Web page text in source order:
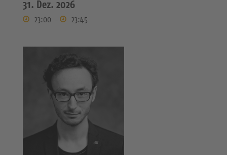
31. Dez. 2026
23:00 - 23:45